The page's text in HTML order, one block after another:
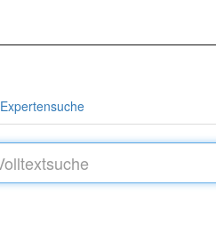
Expertensuche